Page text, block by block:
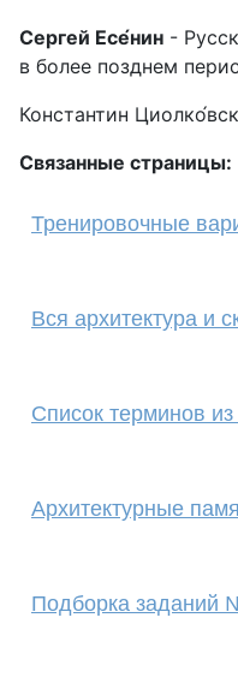
Сергей Есе́нин -
в более позднем
Константин
Связанные страницы:
Тренировочные
Вся архитектура и
Cписок терминов
Архитектурные
Подборка заданий